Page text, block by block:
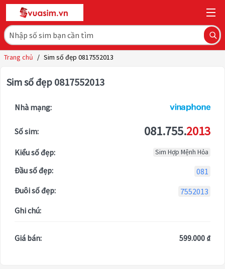
Trang chủ / Sim số đẹp 0817552013
Sim số đẹp 0817552013
Nhà mạng:
Số sim: 081.755.2013
Kiểu số đẹp: Sim Hợp Mệnh Hỏa
Đầu số đẹp:
081
Đuôi số đẹp:
7552013
Ghi chú:
Giá bán: 599.000 ₫